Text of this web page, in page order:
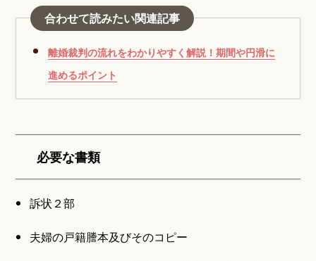
合わせて読みたい関連記事
離婚裁判の流れをわかりやすく解説！期間や円滑に
進めるポイント
必要な書類
訴状２部
夫婦の戸籍謄本及びそのコピー